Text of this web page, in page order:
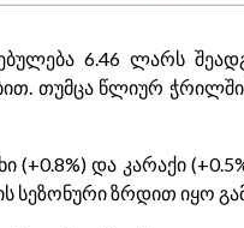
6.46 ლარს
თუმცა წლიურ
(+0.8%) და კარაქი
სეზონური ზრდით იყო